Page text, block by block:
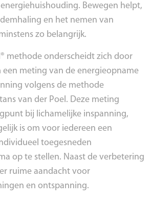
Bewegen helpt,
en het nemen van
zo belangrijk.
methode onderscheidt zich door
een meting van de energieopname
volgens de methode
van der Poel. Deze meting
bij lichamelijke inspanning,
is om voor iedereen een
toegesneden
op te stellen. Naast de verbetering
ruime aandacht voor
en ontspanning.